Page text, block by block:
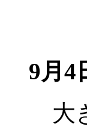
9月4
大